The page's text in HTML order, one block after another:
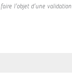
l'objet d'une validation